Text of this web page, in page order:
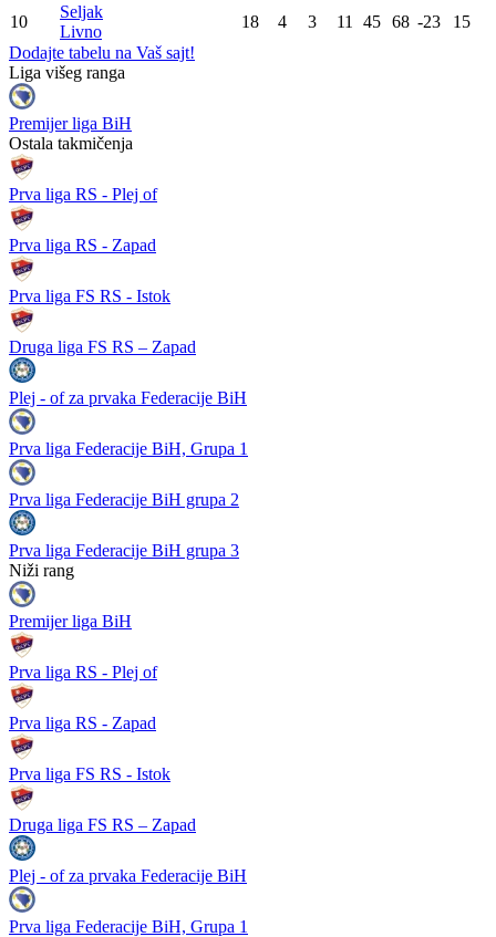
10
Seljak
Livno
18 4 3 11 45 68 -23
15
Dodajte tabelu na Vaš sajt!
Liga višeg ranga
Premijer liga BiH
Ostala takmičenja
Prva liga RS - Plej of
Prva liga RS - Zapad
Prva liga FS RS - Istok
Druga liga FS RS – Zapad
Plej - of za prvaka Federacije BiH
Prva liga Federacije BiH, Grupa 1
Prva liga Federacije BiH grupa 2
Prva liga Federacije BiH grupa 3
Niži rang
Premijer liga BiH
Prva liga RS - Plej of
Prva liga RS - Zapad
Prva liga FS RS - Istok
Druga liga FS RS – Zapad
Plej - of za prvaka Federacije BiH
Prva liga Federacije BiH, Grupa 1